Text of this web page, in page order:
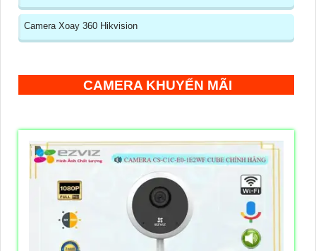
Camera Xoay 360 Hikvision
CAMERA KHUYẾN MÃI